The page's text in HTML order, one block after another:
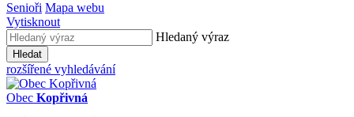
Senioři Mapa webu
Vytisknout
Hledaný výraz
Hledat
rozšířené vyhledávání
Obec Kopřivná